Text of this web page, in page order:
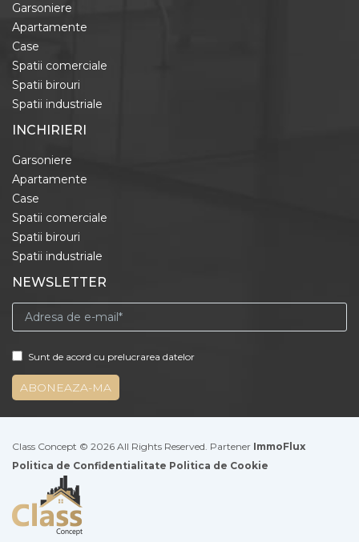
Garsoniere
Apartamente
Case
Spatii comerciale
Spatii birouri
Spatii industriale
INCHIRIERI
Garsoniere
Apartamente
Case
Spatii comerciale
Spatii birouri
Spatii industriale
NEWSLETTER
Sunt de acord cu prelucrarea datelor
Class Concept © 2026 All Rights Reserved. Partener ImmoFlux
Politica de Confidentialitate Politica de Cookie